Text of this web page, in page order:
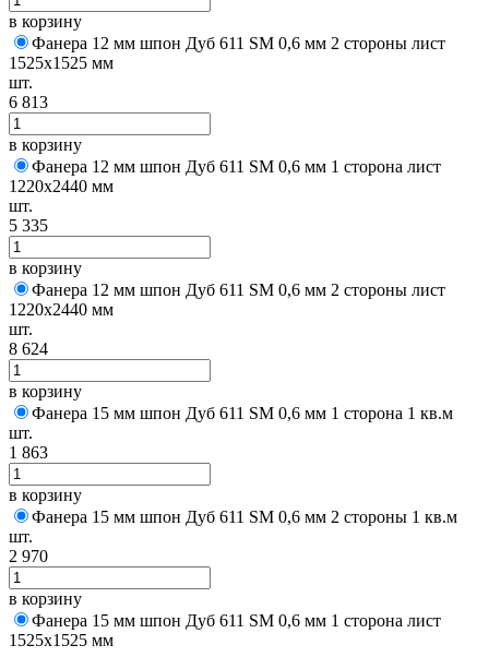
в корзину
Фанера 12 мм шпон Дуб 611 SM 0,6 мм 2 стороны лист
1525х1525 мм
шт.
6 813
в корзину
Фанера 12 мм шпон Дуб 611 SM 0,6 мм 1 сторона лист
1220х2440 мм
шт.
5 335
в корзину
Фанера 12 мм шпон Дуб 611 SM 0,6 мм 2 стороны лист
1220х2440 мм
шт.
8 624
в корзину
Фанера 15 мм шпон Дуб 611 SM 0,6 мм 1 сторона 1 кв.м
шт.
1 863
в корзину
Фанера 15 мм шпон Дуб 611 SM 0,6 мм 2 стороны 1 кв.м
шт.
2 970
в корзину
Фанера 15 мм шпон Дуб 611 SM 0,6 мм 1 сторона лист
1525х1525 мм